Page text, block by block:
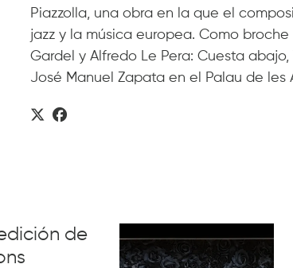
Piazzolla, una obra en la que el
jazz y la música europea. Como
Gardel y Alfredo Le Pera: Cuesta
José Manuel Zapata en el Palau de les
de